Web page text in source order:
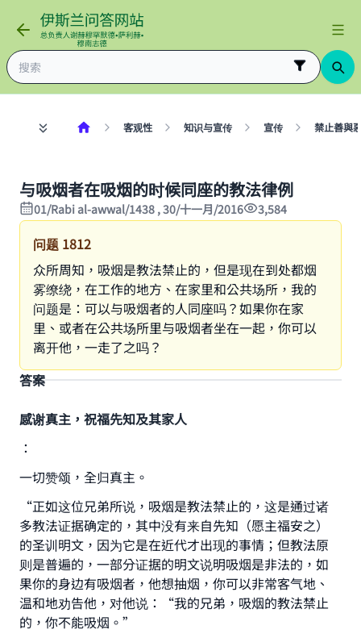
客观性 知识与宣传 宣传 禁止善與
与吸烟者在吸烟的时候同座的教法律例
01/Rabi al-awwal/1438 , 30/十一月/2016 3,584
问题 1812
众所周知，吸烟是教法禁止的，但是现在到处都烟
雾缭绕，在工作的地方、在家里和公共场所，我的
问题是：可以与吸烟者的人同座吗？如果你在家
里、或者在公共场所里与吸烟者坐在一起，你可以
离开他，一走了之吗？
答案
感谢真主，祝福先知及其家人
：
一切赞颂，全归真主。
“正如这位兄弟所说，吸烟是教法禁止的，这是通过诸
多教法证据确定的，其中没有来自先知（愿主福安之）
的圣训明文，因为它是在近代才出现的事情；但教法原
则是普遍的，一部分证据的明文说明吸烟是非法的，如
果你的身边有吸烟者，他想抽烟，你可以非常客气地、
温和地劝告他，对他说：“我的兄弟，吸烟的教法禁止
的，你不能吸烟。”
Make an impact on millions of lives
with your contribution today